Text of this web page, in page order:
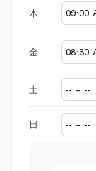
木
金
土
日